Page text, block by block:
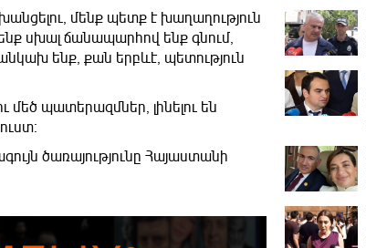
մենք պետք է խաղաղություն
սխալ ճանապարհով ենք գնում,
ենք, քան երբևէ, պետություն
մեծ պատերազմներ, լինելու են
ծառայությունը Հայաստանի